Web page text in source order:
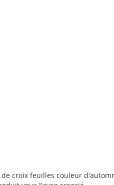
croix feuilles couleur